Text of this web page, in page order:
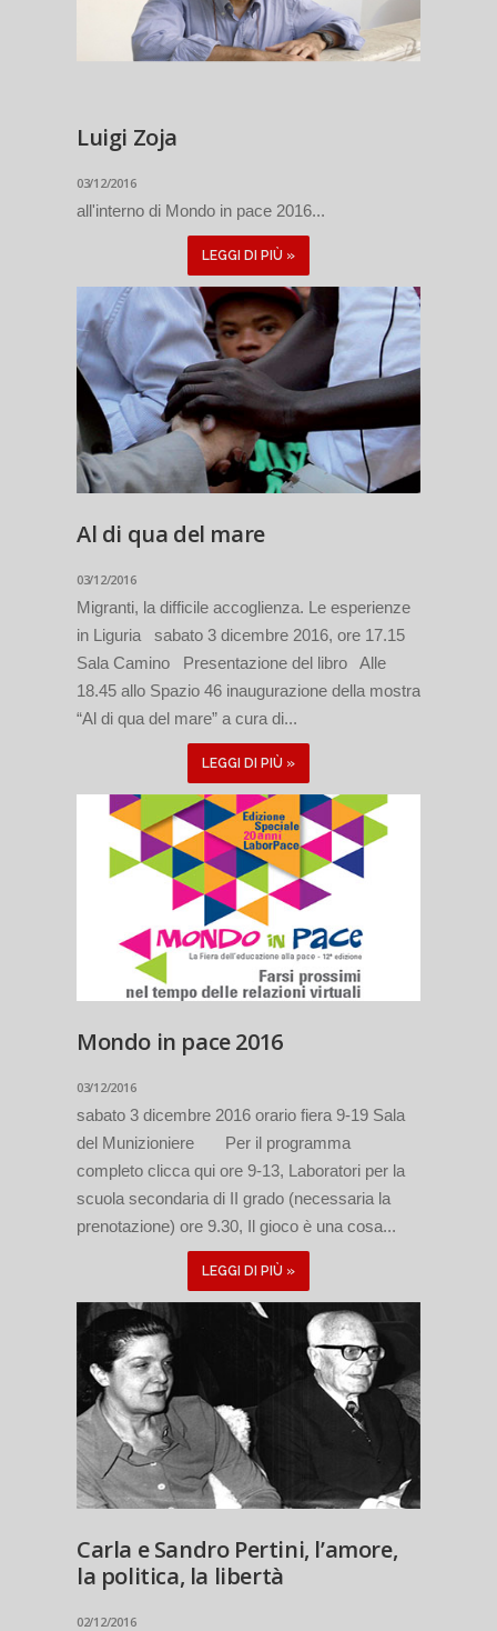
Luigi Zoja
03/12/2016
all'interno di Mondo in pace 2016...
LEGGI DI PIÙ »
Al di qua del mare
03/12/2016
Migranti, la difficile accoglienza. Le esperienze
in Liguria sabato 3 dicembre 2016, ore 17.15
Sala Camino Presentazione del libro Alle
18.45 allo Spazio 46 inaugurazione della mostra
“Al di qua del mare” a cura di...
LEGGI DI PIÙ »
Mondo in pace 2016
03/12/2016
sabato 3 dicembre 2016 orario fiera 9-19 Sala
del Munizioniere Per il programma
completo clicca qui ore 9-13, Laboratori per la
scuola secondaria di II grado (necessaria la
prenotazione) ore 9.30, Il gioco è una cosa...
LEGGI DI PIÙ »
Carla e Sandro Pertini, l’amore,
la politica, la libertà
02/12/2016